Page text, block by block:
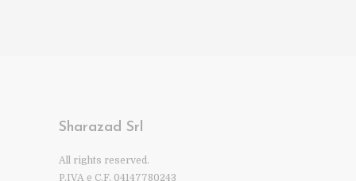
Sharazad Srl
All rights reserved.
P.IVA e C.F. 04147780243